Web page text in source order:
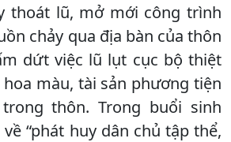
thoát lũ, mở mới công trình
chảy qua địa bàn của thôn
dứt việc lũ lụt cục bộ thiệt
hoa màu, tài sản phương tiện
thôn. Trong buổi sinh
“phát huy dân chủ tập thể,